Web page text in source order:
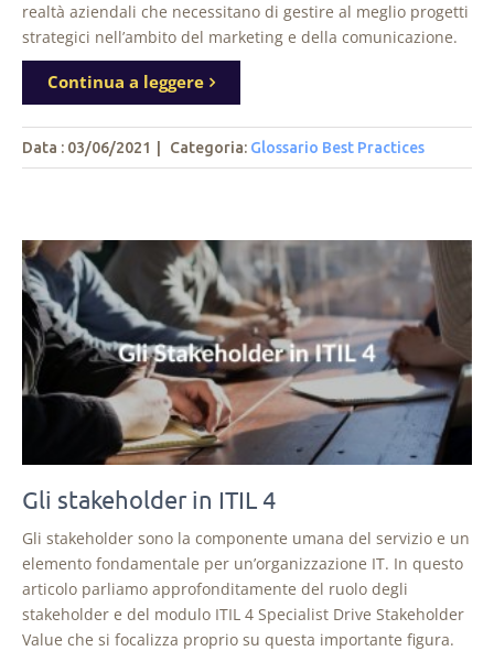
realtà aziendali che necessitano di gestire al meglio progetti
strategici nell’ambito del marketing e della comunicazione.
Continua a leggere
Data : 03/06/2021 Categoria: Glossario Best Practices
Gli stakeholder in ITIL 4
Gli stakeholder sono la componente umana del servizio e un
elemento fondamentale per un’organizzazione IT. In questo
articolo parliamo approfonditamente del ruolo degli
stakeholder e del modulo ITIL 4 Specialist Drive Stakeholder
Value che si focalizza proprio su questa importante figura.